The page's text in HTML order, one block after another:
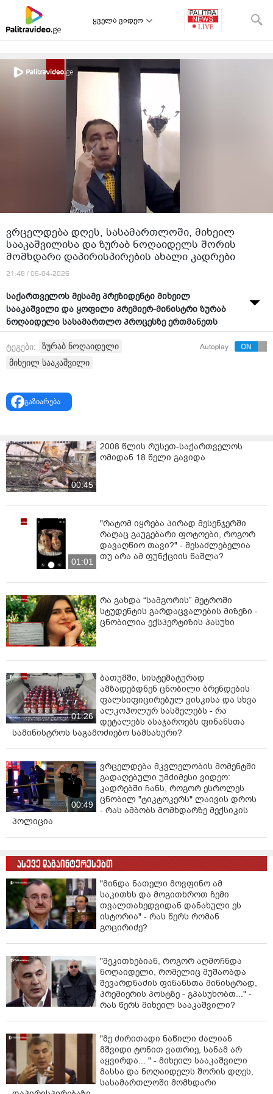
ყველა ვიდეო
ვრცელდება დღეს, სასამართლოში, მიხეილ
სააკაშვილისა და ზურაბ ნოღაიდელს შორის
მომხდარი დაპირისპირების ახალი კადრები
21:48 / 06-04-2026
საქართველოს მესამე პრეზიდენტი მიხეილ
სააკაშვილი და ყოფილი პრემიერ-მინისტრი ზურაბ
ნოღაიდელი სასამართლო პროცესზე ერთმანეთს
დაუპირისპირდნენ.
სხდომაზე, სადაც ჩვენებას ზურაბ ნოღაიდელი ამ
წუთებშიც აძლევს, სიტუაცია მას შემდეგ დაიძაბა, რაც
მოღალატე უწოდა. სიტუაცია ისე დაიძაბა, რომ
ბრალდებული ყოფილი პრეზიდენტისა და
მათგანი ერთმანეთისკენ "გაიწია". ასევე, ნოღაიდელმა
სააკაშვილს რამდენჯერმე მიმართა: "დაეგდე მანდ!"
თავდაპირველად პროცესი და სააკაშვილის მხრიდან
კითხვების დასმა მშვიდ ვითარებაში მიმდინარეობდა.
„მინდა მოგმართოთ პროკურატურას და
სასამართლოს, რომელსაც არ ვცნობ, მაგრამ ამას
საზოგადოებასთან მისამართად ვიყენებ. დღეს რა
მოისმინეთ, ისეთი ამ ჩვენებაში, რის გამოც ამის უკან
უნდა ვიჯდე? დღესავით ნათელია, რომ თავიდან
ბოლომდე ფარცხალაძის მიერ დაწერილი და
შეთითხნილი ბრალია.
ზურა ამბობს, რომ ჩემი კომპეტენცია იყო საგანგებო
მდგომარეობის გამოცხადება, ამას ვადასტურებ. არ
ვადასტურებ, რომ ჯარი ქუჩაში იყო წესრიგის
საქართველო ცოცხალია და თავის თავის დაცვა
შეუძლია.
ზურა, მინდა გკითხო, პატარკაციშვილზე როცა
საუბრობ, იცოდი, თუ არა რომ ის მჭიდროდ იყო
რუსეთიდან დევნილი იყო.
„როცა უკვე საქართველოში იყო, ის რუსეთიდან
დევნილი იყო, ეს ხომ შენც კარგად იცი?",- მიმართა
ყოფილმა პრემიერმა ყოფილ პრეზიდენტს.
„არა, მოიცა, პატარკაციშვილის ფული ხომ იყო
„ეფესბეს“ აგენტი?“ - ჰკითხა სააკაშვილმა მას.
„შეიძლება. თუ „ეფესბეს“ აგენტი იყო, რატომ იყო
თბილისში?“ - უპასუხა მან სააკაშვილს. ნოღაიდელმა
ასევე აღნიშნა: „პატარკაციშვილი რომ რუსეთთან იყო
დაკავშირებული, ყველამ ვიცოდით“, რის შემდეგაც,
„შეიძლება კი“.
ასევე, ყოფილმა პრეზიდენტმა მას კვლავ ჰკითხა 2007
წლის 4 ნოემბრის თათბირთან დაკავშირებით,
რომლის თაობაზეც მას ვასილ მაღლაფერიძემ უთხრა.
სააკაშვილი დაინტერესდა, აღნიშნულის ჩანაწერი თუ
გააკეთა მაღლაფერიძემ, რაზეც ნოღაიდელმა
განაცხადა, რომ ამას სასამართლო გაარკვევდა.
„ვისი ნაქირავები იყო ბინა, სადაც ზურაბ ჟვანია
გარდაიცვალა?“ - ჰკითხა მას კვლავ სააკაშვილმა,
ტეგები:
ზურაბ ნოღაიდელი
მიხეილ სააკაშვილი
Autoplay
გაზიარება
00:45
2008 წლის რუსეთ-საქართველოს
ომიდან 18 წელი გავიდა
01:01
"რატომ იყრება პირად მესენჯერში
რაღაც გაუგებარი ფოტოები, როგორ
დავაღწიო თავი?" - შესაძლებელია
თუ არა ამ ფუნქციის წაშლა?
რა გახდა “სამგორის” მეტროში
სტუდენტის გარდაცვალების მიზეზი -
ცნობილია ექსპერტიზის პასუხი
01:26
ბათუმში, სისტემატურად
ამზადებდნენ ცნობილი ბრენდების
ფალსიფიცირებულ ვისკისა და სხვა
ალკოჰოლურ სასმელებს - რა
დეტალებს ასაჯაროებს ფინანსთა
სამინისტროს საგამოძიებო სამსახური?
00:49
ვრცელდება მკვლელობის მომენტში
გადაღებული უმძიმესი ვიდეო:
კადრებში ჩანს, როგორ ესროლეს
ცნობილ "ტიკტოკერს" ლაივის დროს
- რას ამბობს მომხდარზე მექსიკის
პოლიცია
ასევე დაგაინტერესებთ
"მინდა ნათელი მოვფინო ამ
საკითხს და მოგითხროთ ჩემი
თვალთახედვიდან დანახული ეს
ისტორია" - რას წერს რომან
გოცირიძე?
"მეკითხებიან, როგორ აღმოჩნდა
ნოღაიდელი, რომელიც მუშაობდა
შევარდნაძის ფინანსთა მინისტრად,
პრემიერის პოსტზე - გპასუხობთ..." -
რას წერს მიხეილ სააკაშვილი?
"მე ძირითადი ნაწილი ძალიან
მშვიდი ტონით ვათრიე, სანამ არ
აყვირდა... " - მიხეილ სააკაშვილი
მასსა და ნოღაიდელს შორის დღეს,
სასამართლოში მომხდარი